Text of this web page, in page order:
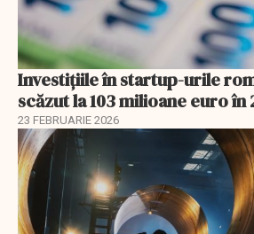
Investiţiile în startup-urile
scăzut la 103 milioane euro în
23 FEBRUARIE 2026